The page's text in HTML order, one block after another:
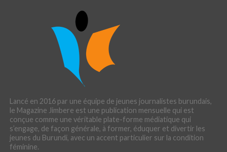
Lancé en 2016 par une équipe de jeunes journalistes burundais,
le Magazine Jimbere est une publication mensuelle qui est
conçue comme une véritable plate-forme médiatique qui
s’engage, de façon générale, à former, éduquer et divertir les
jeunes du Burundi, avec un accent particulier sur la condition
féminine.